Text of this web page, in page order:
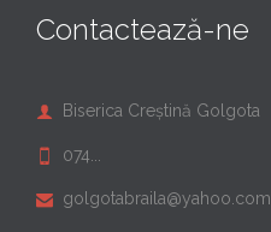
Contactează-ne
 Biserica Creștină Golgota
074...
 golgotabraila@yahoo.com